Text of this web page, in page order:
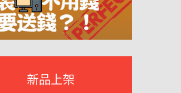
新品上架